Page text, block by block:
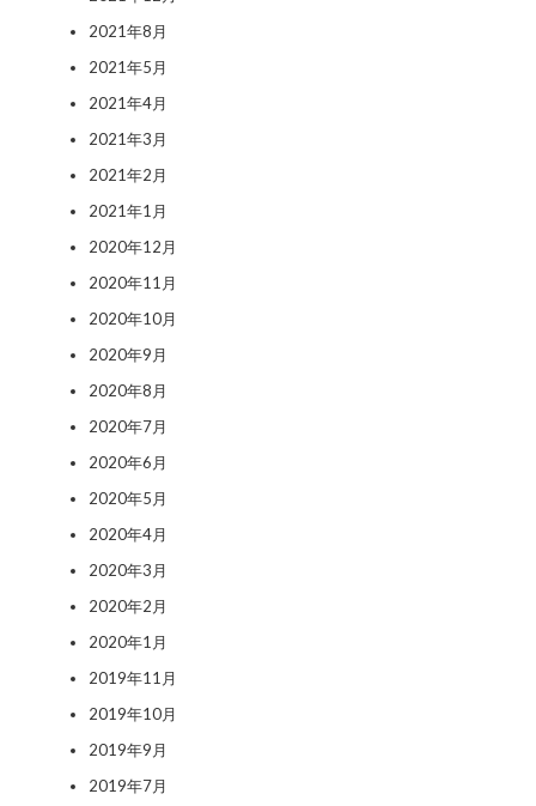
2021年8月
2021年5月
2021年4月
2021年3月
2021年2月
2021年1月
2020年12月
2020年11月
2020年10月
2020年9月
2020年8月
2020年7月
2020年6月
2020年5月
2020年4月
2020年3月
2020年2月
2020年1月
2019年11月
2019年10月
2019年9月
2019年7月